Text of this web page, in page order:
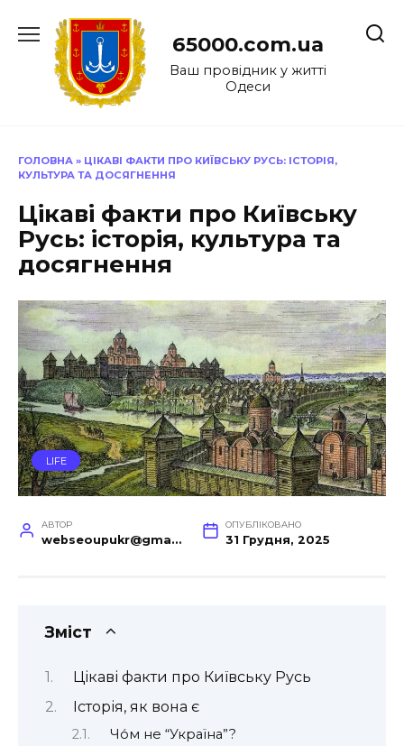
до
65000.com.ua
Ваш провідник у житті
Одеси
ГОЛОВНА » ЦІКАВІ ФАКТИ ПРО КИЇВСЬКУ РУСЬ: ІСТОРІЯ,
КУЛЬТУРА ТА ДОСЯГНЕННЯ
Цікаві факти про Київську
Русь: історія, культура та
досягнення
LIFE
АВТОР
webseoupukr@gmail.com
ОПУБЛІКОВАНО
31 Грудня, 2025
Зміст
Цікаві факти про Київську Русь
Історія, як вона є
Чо́м не “Україна”?